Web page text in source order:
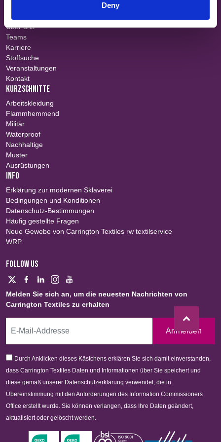
Deny
Über uns
Teams
Karriere
Stoffsuche
Veranstaltungen
Kontakt
KURZSCHNITTE
Arbeitskleidung
Flammhemmend
Militär
Waterproof
Nachhaltige
Muster
Ausrüstungen
INFO
Erklärung zur modernen Sklaverei
Bedingungen und Konditionen
Datenschutz-Bestimmungen
Häufig gestellte Fragen
Neue Gewebe von Carrington Textiles rw textilservice
WRP
FOLLOW US
Melden Sie sich an, um die neuesten Nachrichten von
Carrington Textiles zu erhalten
Anmelden
Durch Anklicken dieses Kästchens erklären Sie sich damit einverstanden,
dass Carrington Textiles Daten und Informationen über Sie speichert und
diese gemäß unserer Datenschutzerklärung verwendet, die in
Übereinstimmung mit den Anforderungen des Information Commissioners
Office erstellt wurde. Sie können verlangen, dass Ihre Daten geändert,
aktualisiert oder gelöscht werden.